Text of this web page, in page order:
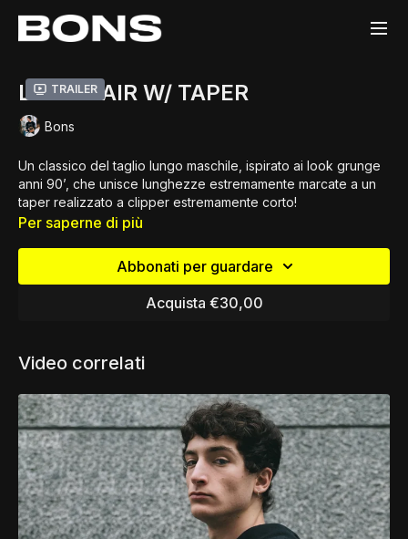
Trailer
LONG HAIR W/ TAPER
Bons
Un classico del taglio lungo maschile, ispirato ai look grunge
anni 90’, che unisce lunghezze estremamente marcate a un
taper realizzato a clipper estremamente corto!
In questo nuovo tutorial scoprirete come combinare tecniche
ovviamente senza dimenticare gli approfondimenti legati al
marcate.
maschile in salone.
⁃ Approfondimenti sullo Styling editoriale.
OBBIETTIVI
⁃ Comprensione e Analisi delle Sezioni di Mappatura e della
Morfologia del cranio
⁃ Scalature: come realizzare effetti unici per i tuoi tagli lunghi
con tempistiche da salone.
Per saperne di più
Abbonati per guardare
Acquista €30,00
Video correlati